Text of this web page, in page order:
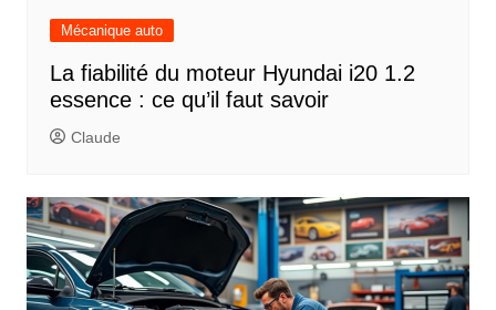
Mécanique auto
La fiabilité du moteur Hyundai i20 1.2
essence : ce qu’il faut savoir
Claude